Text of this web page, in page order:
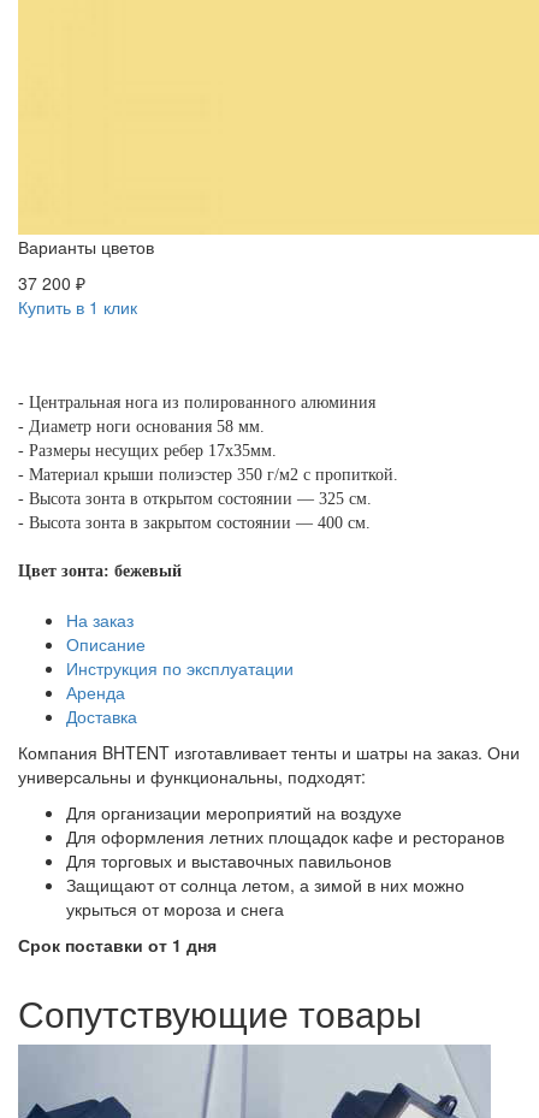
Варианты цветов
37 200 ₽
Купить в 1 клик
- Центральная нога из полированного алюминия
- Диаметр ноги основания 58 мм.
- Размеры несущих ребер 17х35мм.
- Материал крыши полиэстер 350 г/м2 с пропиткой.
- Высота зонта в открытом состоянии — 325 см.
- Высота зонта в закрытом состоянии — 400 см.
Цвет зонта: бежевый
На заказ
Описание
Инструкция по эксплуатации
Аренда
Доставка
Компания BHTENT изготавливает тенты и шатры на заказ. Они
универсальны и функциональны, подходят:
Для организации мероприятий на воздухе
Для оформления летних площадок кафе и ресторанов
Для торговых и выставочных павильонов
Защищают от солнца летом, а зимой в них можно
укрыться от мороза и снега
Срок поставки от 1 дня
Сопутствующие товары